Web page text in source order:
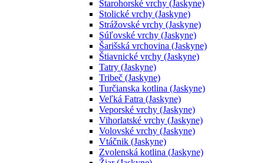
Starohorské vrchy (Jaskyne)
Stolické vrchy (Jaskyne)
Strážovské vrchy (Jaskyne)
Súľovské vrchy (Jaskyne)
Šarišská vrchovina (Jaskyne)
Štiavnické vrchy (Jaskyne)
Tatry (Jaskyne)
Tribeč (Jaskyne)
Turčianska kotlina (Jaskyne)
Veľká Fatra (Jaskyne)
Veporské vrchy (Jaskyne)
Vihorlatské vrchy (Jaskyne)
Volovské vrchy (Jaskyne)
Vtáčnik (Jaskyne)
Zvolenská kotlina (Jaskyne)